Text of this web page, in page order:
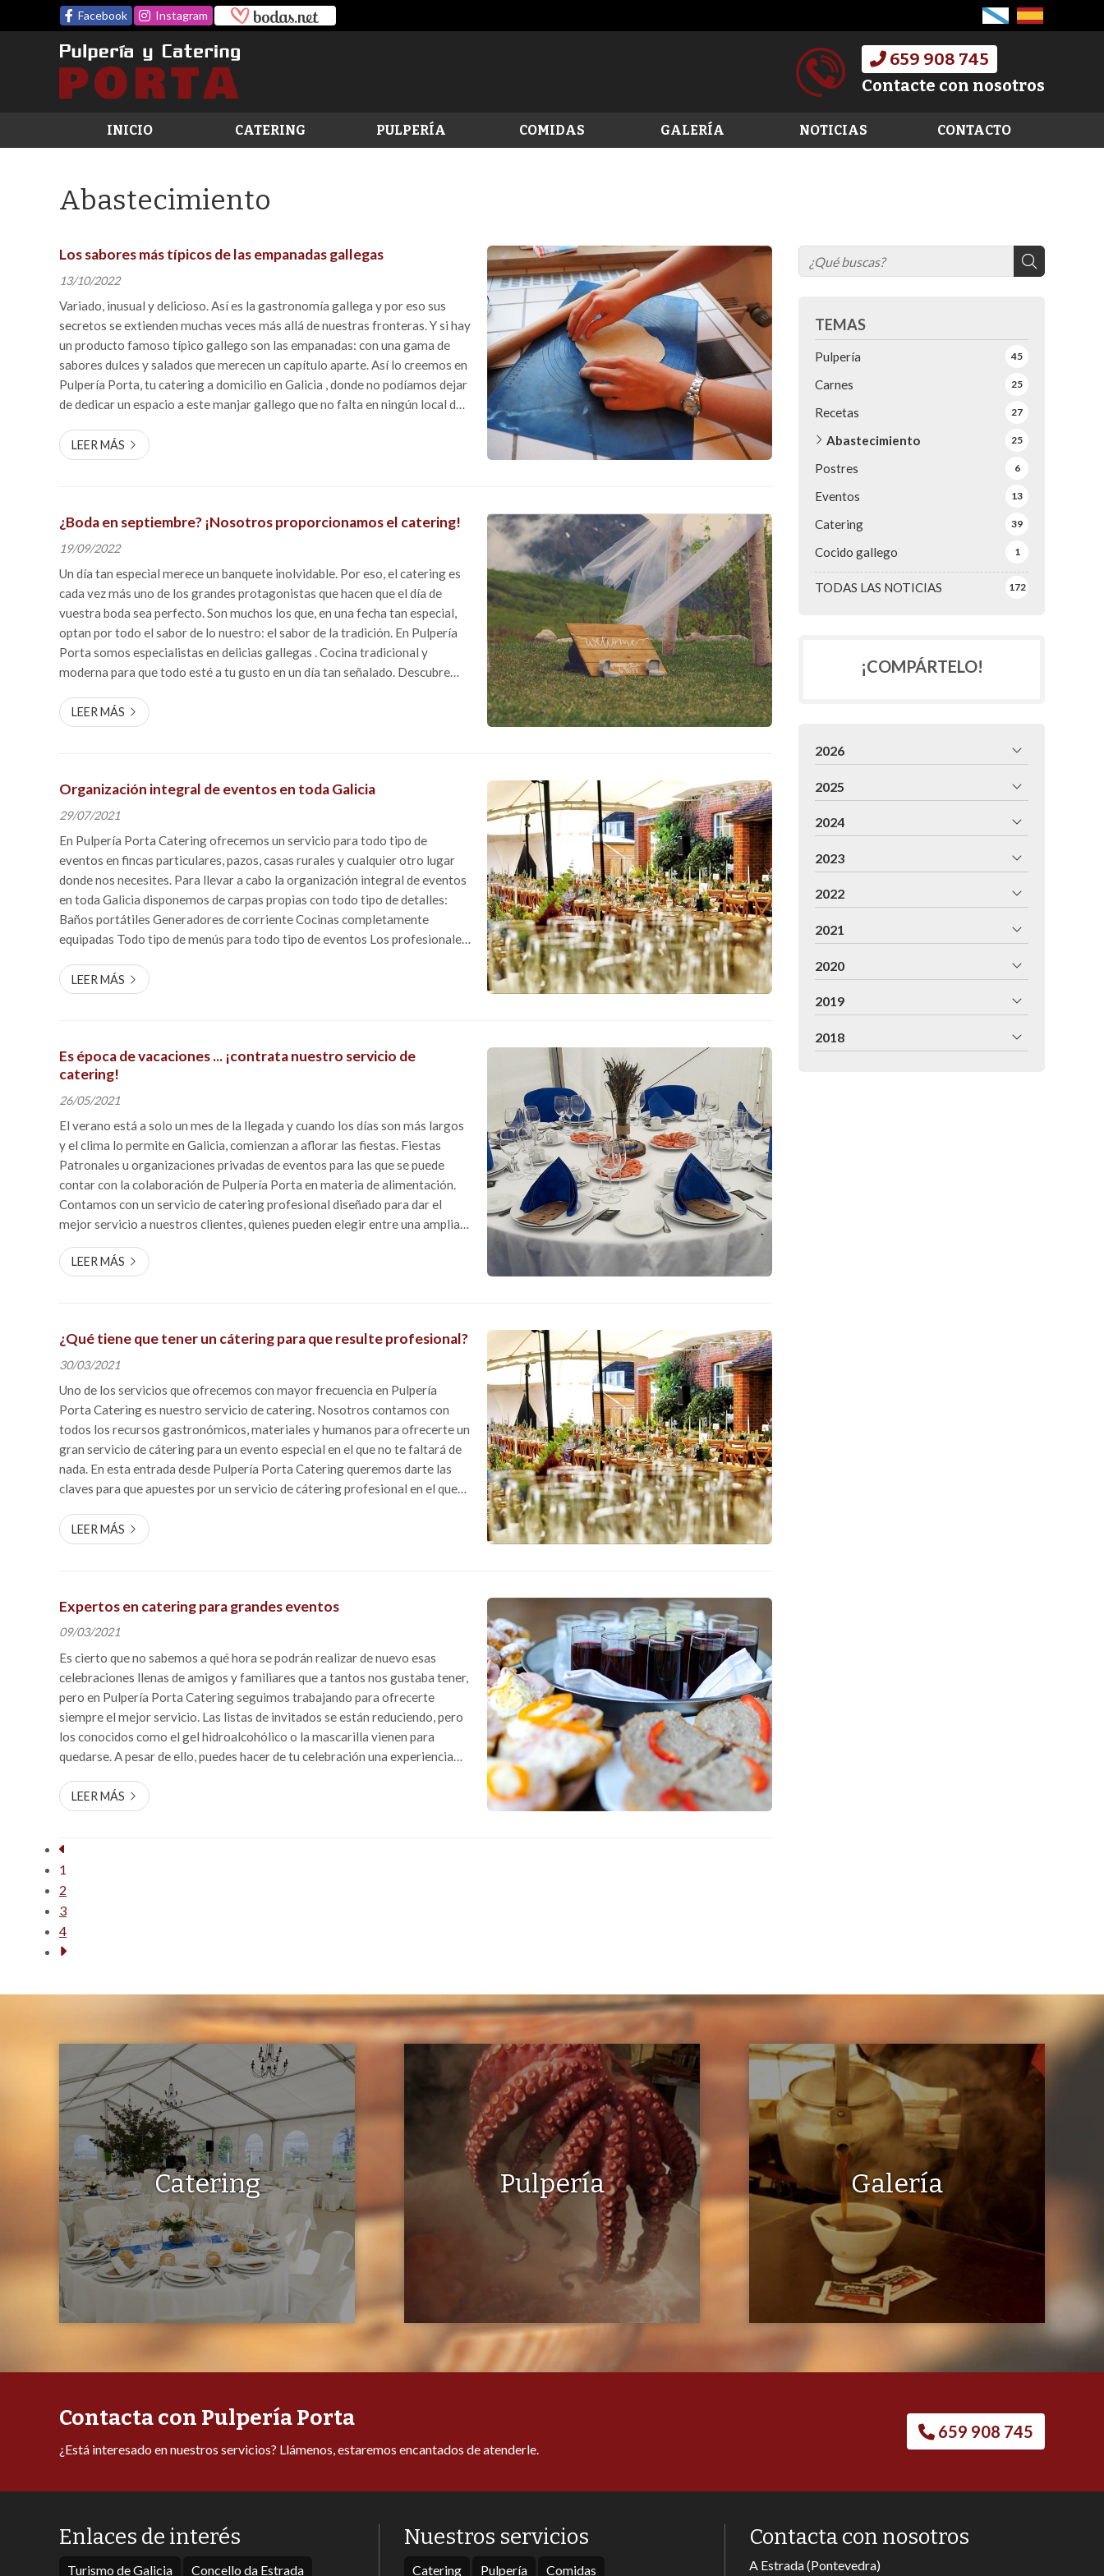
Facebook Instagram
659 908 745
Contacte con nosotros
INICIO CATERING PULPERÍA COMIDAS GALERÍA NOTICIAS CONTACTO
Abastecimiento
TEMAS
TODAS LAS NOTICIAS 172
Pulpería 45
Carnes 25
Recetas 27
Abastecimiento 25
Postres 6
Eventos 13
Catering 39
Cocido gallego 1
Los sabores más típicos de las empanadas gallegas
13/10/2022
Variado, inusual y delicioso. Así es la gastronomía gallega y por eso sus
secretos se extienden muchas veces más allá de nuestras fronteras. Y si hay
un producto famoso típico gallego son las empanadas: con una gama de
sabores dulces y salados que merecen un capítulo aparte. Así lo creemos en
Pulpería Porta, tu catering a domicilio en Galicia , donde no podíamos dejar
de dedicar un espacio a este manjar gallego que no falta en ningún local de
LEER MÁS
¿Boda en septiembre? ¡Nosotros proporcionamos el catering!
19/09/2022
Un día tan especial merece un banquete inolvidable. Por eso, el catering es
cada vez más uno de los grandes protagonistas que hacen que el día de
vuestra boda sea perfecto. Son muchos los que, en una fecha tan especial,
optan por todo el sabor de lo nuestro: el sabor de la tradición. En Pulpería
Porta somos especialistas en delicias gallegas . Cocina tradicional y
moderna para que todo esté a tu gusto en un día tan señalado. Descubre
LEER MÁS
Organización integral de eventos en toda Galicia
29/07/2021
En Pulpería Porta Catering ofrecemos un servicio para todo tipo de
eventos en fincas particulares, pazos, casas rurales y cualquier otro lugar
donde nos necesites. Para llevar a cabo la organización integral de eventos
en toda Galicia disponemos de carpas propias con todo tipo de detalles:
Baños portátiles Generadores de corriente Cocinas completamente
equipadas Todo tipo de menús para todo tipo de eventos Los profesionales
LEER MÁS
Es época de vacaciones ... ¡contrata nuestro servicio de
catering!
26/05/2021
El verano está a solo un mes de la llegada y cuando los días son más largos
y el clima lo permite en Galicia, comienzan a aflorar las fiestas. Fiestas
Patronales u organizaciones privadas de eventos para las que se puede
contar con la colaboración de Pulpería Porta en materia de alimentación.
Contamos con un servicio de catering profesional diseñado para dar el
mejor servicio a nuestros clientes, quienes pueden elegir entre una amplia
variedad de platos para servir a sus invitados. Organizació...
LEER MÁS
¿Qué tiene que tener un cátering para que resulte profesional?
30/03/2021
Uno de los servicios que ofrecemos con mayor frecuencia en Pulpería
Porta Catering es nuestro servicio de catering. Nosotros contamos con
todos los recursos gastronómicos, materiales y humanos para ofrecerte un
gran servicio de cátering para un evento especial en el que no te faltará de
nada. En esta entrada desde Pulpería Porta Catering queremos darte las
claves para que apuestes por un servicio de cátering profesional en el que
LEER MÁS
Expertos en catering para grandes eventos
09/03/2021
Es cierto que no sabemos a qué hora se podrán realizar de nuevo esas
celebraciones llenas de amigos y familiares que a tantos nos gustaba tener,
pero en Pulpería Porta Catering seguimos trabajando para ofrecerte
siempre el mejor servicio. Las listas de invitados se están reduciendo, pero
los conocidos como el gel hidroalcohólico o la mascarilla vienen para
quedarse. A pesar de ello, puedes hacer de tu celebración una experiencia
LEER MÁS
1
2
3
4
¡COMPÁRTELO!
2026
2025
2024
2023
2022
2021
2020
2019
2018
Catering Pulpería Galería
Contacta con Pulpería Porta
¿Está interesado en nuestros servicios? Llámenos, estaremos encantados de atenderle.
659 908 745
Enlaces de interés
Turismo de Galicia Concello da Estrada
Nuestros servicios
Catering Pulpería Comidas
Contacta con nosotros
A Estrada (Pontevedra)